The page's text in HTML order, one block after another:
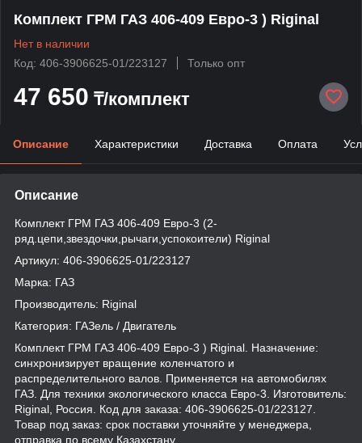
Комплект ГРМ ГАЗ 406-409 Евро-3 ) Riginal
Нет в наличии
Код: 406-3906625-01/223127
Только опт
47 650 ₸/комплект
Описание Характеристики Доставка Оплата
Описание
Комплект ГРМ ГАЗ 406-409 Евро-3 (2-
ряд.цепи,звездочки,рычаги,успокоители) Riginal
Артикул: 406-3906625-01/223127
Марка: ГАЗ
Производитель: Riginal
Категория: ГАЗель / Двигатель
Комплект ГРМ ГАЗ 406-409 Евро-3 ) Riginal. Назначение:
синхронизирует вращение коленчатого и
распределительного валов. Применяется на автомобилях
ГАЗ. Для техники экологического класса Евро-3. Изготовитель:
Riginal, Россия. Код для заказа: 406-3906625-01/223127.
Товар под заказ: срок поставки уточняйте у менеджера,
отправка по всему Казахстану.